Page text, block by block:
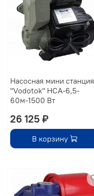
Насосная мини станция
"Vodotok" НСА-6,5-
60м-1500 Вт
26 125 ₽
В корзину